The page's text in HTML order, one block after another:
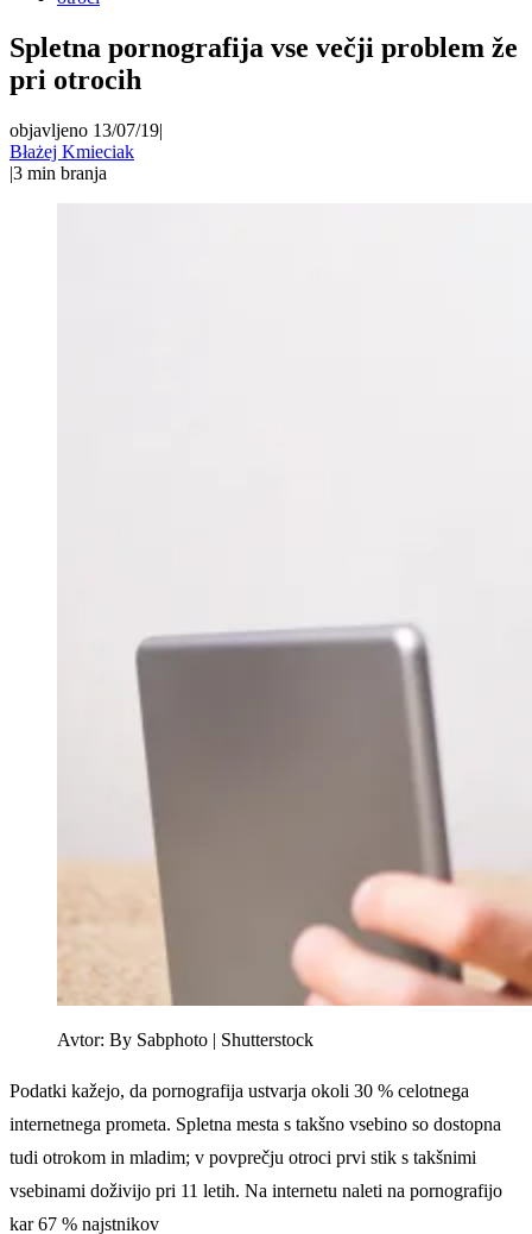
Spletna pornografija vse večji problem že
pri otrocih
objavljeno 13/07/19|
Błażej Kmieciak
|3 min branja
Avtor: By Sabphoto | Shutterstock
Podatki kažejo, da pornografija ustvarja okoli 30 % celotnega
internetnega prometa. Spletna mesta s takšno vsebino so dostopna
tudi otrokom in mladim; v povprečju otroci prvi stik s takšnimi
vsebinami doživijo pri 11 letih. Na internetu naleti na pornografijo
kar 67 % najstnikov